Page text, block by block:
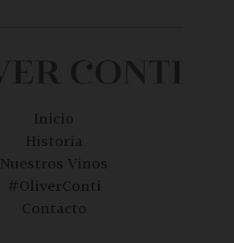
Inicio
Historia
Nuestros Vinos
#OliverConti
Contacto